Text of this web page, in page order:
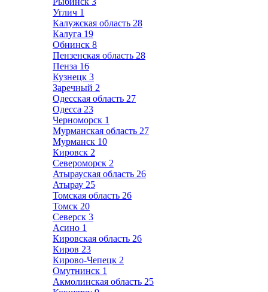
Углич 1
Калужская область 28
Калуга 19
Обнинск 8
Пензенская область 28
Пенза 16
Кузнецк 3
Заречный 2
Одесская область 27
Одесса 23
Черноморск 1
Мурманская область 27
Мурманск 10
Кировск 2
Североморск 2
Атырауская область 26
Атырау 25
Томская область 26
Томск 20
Северск 3
Асино 1
Кировская область 26
Киров 23
Кирово-Чепецк 2
Омутнинск 1
Акмолинская область 25